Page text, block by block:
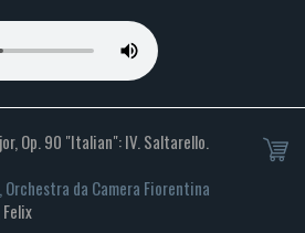
Op. 90 "Italian": IV. Saltarello.
da Camera Fiorentina